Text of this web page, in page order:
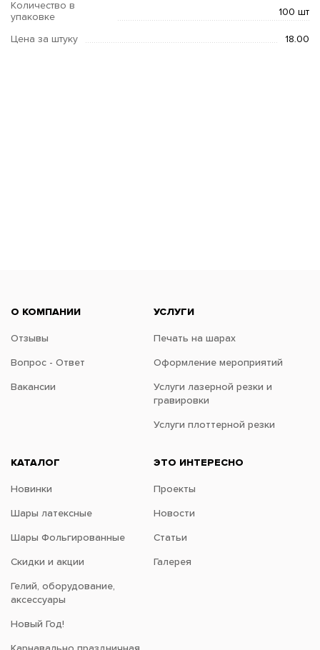
Количество в
упаковке
100 шт
Цена за штуку 18.00
О КОМПАНИИ
Отзывы
Вопрос - Ответ
Вакансии
УСЛУГИ
Печать на шарах
Оформление мероприятий
Услуги лазерной резки и
гравировки
Услуги плоттерной резки
КАТАЛОГ
Новинки
Шары латексные
Шары Фольгированные
Скидки и акции
Гелий, оборудование,
аксессуары
Новый Год!
ЭТО ИНТЕРЕСНО
Проекты
Новости
Статьи
Галерея